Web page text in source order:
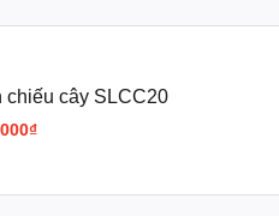
chiếu cây SLCC20